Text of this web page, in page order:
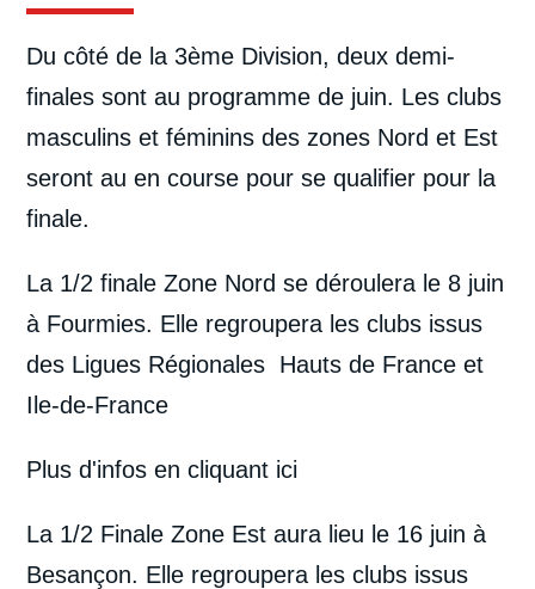
Du côté de la 3ème Division, deux demi-
finales sont au programme de juin. Les clubs
masculins et féminins des zones Nord et Est
seront au en course pour se qualifier pour la
finale.
La 1/2 finale Zone Nord se déroulera le 8 juin
à Fourmies. Elle regroupera les clubs issus
des Ligues Régionales Hauts de France et
Ile-de-France
Plus d'infosen cliquant ici
La 1/2 Finale Zone Est aura lieu le 16 juin à
Besançon. Elle regroupera les clubs issus